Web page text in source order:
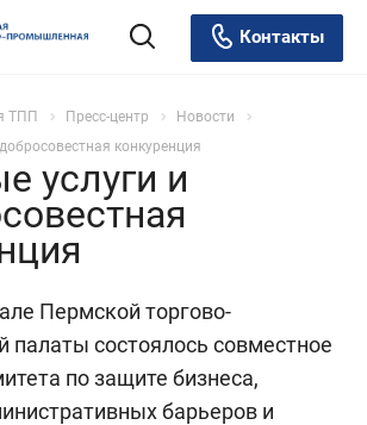
Контакты
ТПП Пресс-центр
Новости
конкуренция
услуги и
Пермской торгово-
состоялось совместное
по защите бизнеса,
барьеров и